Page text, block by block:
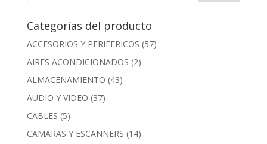
Categorías del producto
ACCESORIOS Y PERIFERICOS (57)
AIRES ACONDICIONADOS (2)
ALMACENAMIENTO (43)
AUDIO Y VIDEO (37)
CABLES (5)
CAMARAS Y ESCANNERS (14)